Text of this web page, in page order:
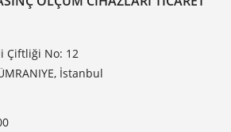
Çiftliği No: 12
İstanbul